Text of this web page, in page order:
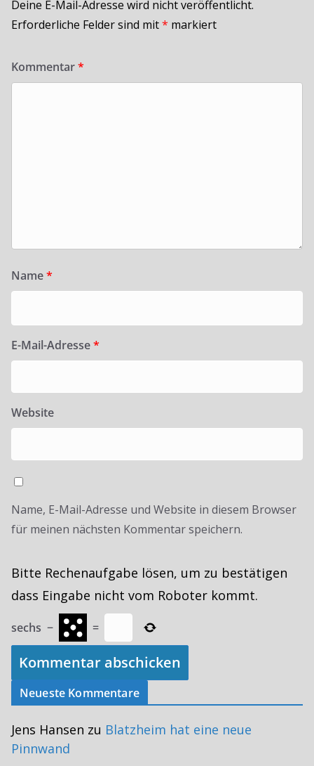
Deine E-Mail-Adresse wird nicht veröffentlicht.
Erforderliche Felder sind mit* markiert
Kommentar*
Name*
E-Mail-Adresse*
Website
Name, E-Mail-Adresse und Website in diesem Browser
für meinen nächsten Kommentar speichern.
Bitte Rechenaufgabe lösen, um zu bestätigen
dass Eingabe nicht vom Roboter kommt.
sechs − =
Neueste Kommentare
Jens Hansen zu Blatzheim hat eine neue
Pinnwand